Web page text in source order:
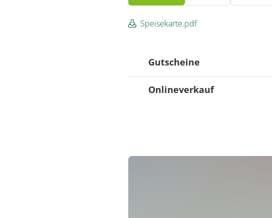
Speisekarte.pdf
Gutscheine
Gutscheine
Onlineverkauf